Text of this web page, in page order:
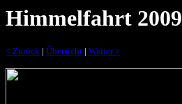
Himmelfahrt 2009
< Zurück | Übersicht | Weiter >